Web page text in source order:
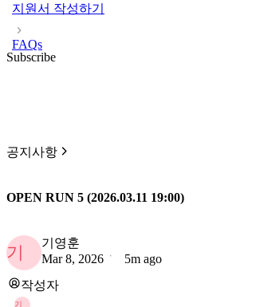
지원서 작성하기
FAQs
Subscribe
공지사항
OPEN RUN 5 (2026.03.11 19:00)
기
기영훈
Mar 8, 2026
5m ago
작성자
기